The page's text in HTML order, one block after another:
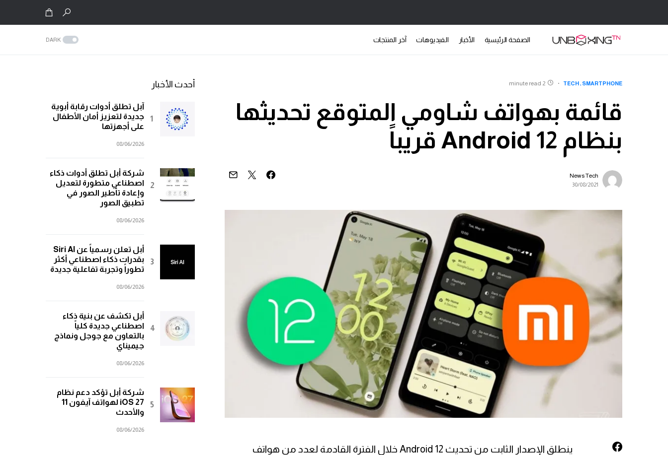
الصفحة الرئيسية الأخبار الفيديوهات آخر المنتجات DARK
SMARTPHONE
TECH
2 minute read
قائمة بهواتف شاومي المتوقع تحديثها
بنظام Android 12 قريباً
News Tech
30/08/2021
ينطلق الإصدار الثابت من تحديث Android 12 خلال الفترة القادمة لعدد من هواتف
أحدث الأخبار
آبل تطلق أدوات رقابة أبوية
جديدة لتعزيز أمان الأطفال
على أجهزتها
08/06/2026
شركة أبل تطلق أدوات ذكاء
اصطناعي متطورة لتعديل
وإعادة تأطير الصور في
تطبيق الصور
08/06/2026
أبل تعلن رسمياً عن Siri AI
بقدرات ذكاء اصطناعي أكثر
تطوراً وتجربة تفاعلية جديدة
08/06/2026
أبل تكشف عن بنية ذكاء
اصطناعي جديدة كلياً
بالتعاون مع جوجل ونماذج
جيميناي
08/06/2026
شركة أبل تؤكد دعم نظام
iOS 27 لهواتف آيفون 11
والأحدث
08/06/2026